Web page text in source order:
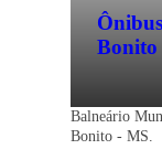
Bonito
Balneário
Bonito - MS.